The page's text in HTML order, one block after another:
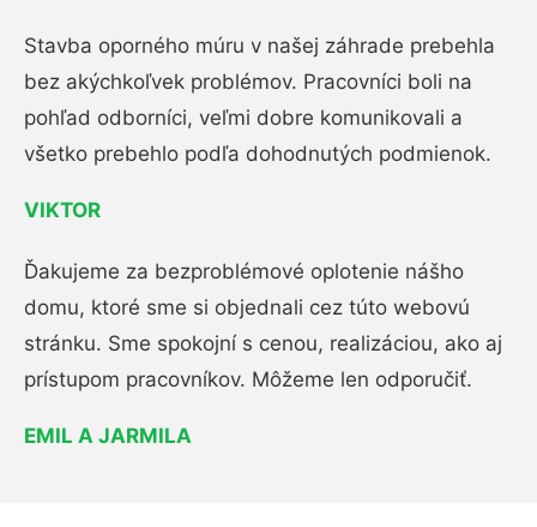
Stavba oporného múru v našej záhrade prebehla
bez akýchkoľvek problémov. Pracovníci boli na
pohľad odborníci, veľmi dobre komunikovali a
všetko prebehlo podľa dohodnutých podmienok.
VIKTOR
Ďakujeme za bezproblémové oplotenie nášho
domu, ktoré sme si objednali cez túto webovú
stránku. Sme spokojní s cenou, realizáciou, ako aj
prístupom pracovníkov. Môžeme len odporučiť.
EMIL A JARMILA